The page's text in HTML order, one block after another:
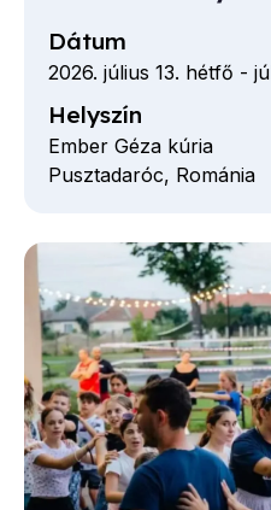
Dátum
2026. július 13. hétfő -
Helyszín
Ember Géza kúria
Pusztadaróc, Románia